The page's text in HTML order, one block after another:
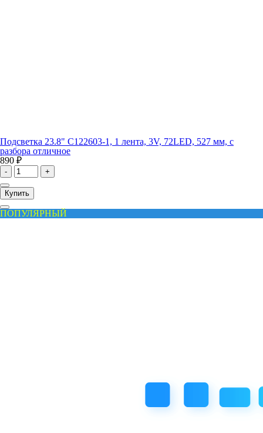
Подсветка 23.8" C122603-1, 1 лента, 3V, 72LED, 527 мм, с
разбора отличное
890 ₽
- +
Купить
ПОПУЛЯРНЫЙ